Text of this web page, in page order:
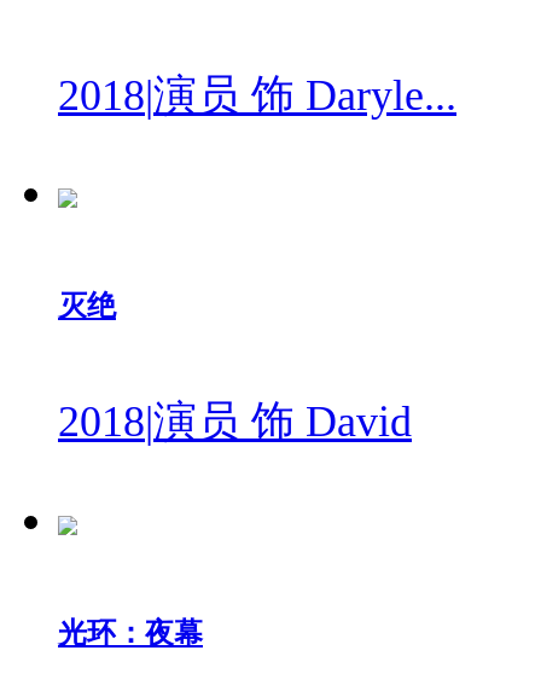
2018|演员 饰 Daryle...
灭绝
2018|演员 饰 David
光环：夜幕